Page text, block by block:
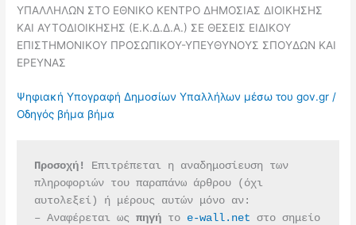
ΥΠΑΛΛΗΛΩΝ ΣΤΟ ΕΘΝΙΚΟ ΚΕΝΤΡΟ ΔΗΜΟΣΙΑΣ ΔΙΟΙΚΗΣΗΣ
ΚΑΙ ΑΥΤΟΔΙΟΙΚΗΣΗΣ (Ε.Κ.Δ.Δ.Α.) ΣΕ ΘΕΣΕΙΣ ΕΙΔΙΚΟΥ
ΕΠΙΣΤΗΜΟΝΙΚΟΥ ΠΡΟΣΩΠΙΚΟΥ-ΥΠΕΥΘΥΝΟΥΣ ΣΠΟΥΔΩΝ ΚΑΙ
ΕΡΕΥΝΑΣ
Ψηφιακή Υπογραφή Δημοσίων Υπαλλήλων μέσω του gov.gr /
Οδηγός βήμα βήμα
Προσοχή!
Επιτρέπεται η αναδημοσίευση των
πληροφοριών του παραπάνω άρθρου (όχι
αυτολεξεί) ή μέρους αυτών μόνο αν:
– Αναφέρεται ως πηγή το e-wall.net στο σημείο